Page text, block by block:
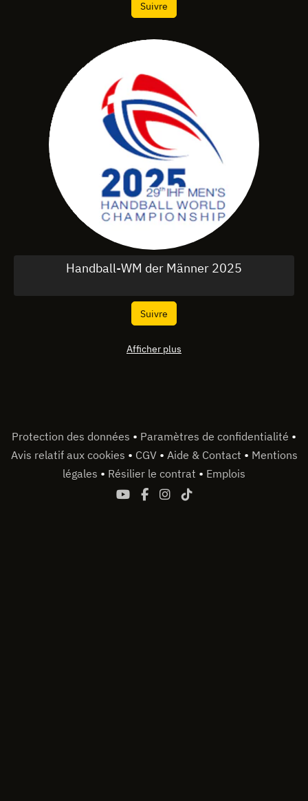
Suivre
Handball-WM der Männer 2025
Suivre
Afficher plus
Protection des données • Paramètres de confidentialité •
Avis relatif aux cookies • CGV • Aide & Contact • Mentions
légales • Résilier le contrat • Emplois